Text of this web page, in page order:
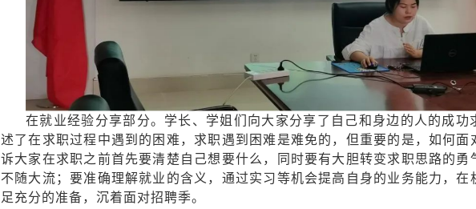
在就业经验分享部分。学长、学姐们向大家分享了自己和身边的人的成功
述了在求职过程中遇到的困难，求职遇到困难是难免的，但重要的是，如何面
诉大家在求职之前首先要清楚自己想要什么，同时要有大胆转变求职思路的勇
不随大流；要准确理解就业的含义，通过实习等机会提高自身的业务能力，在
足充分的准备，沉着面对招聘季。